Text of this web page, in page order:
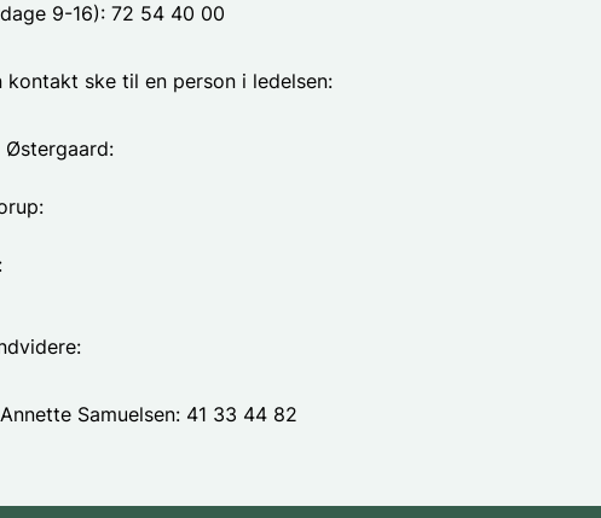
9-16): 72 54 40 00
ske til en person i ledelsen:
Østergaard:
Samuelsen: 41 33 44 82